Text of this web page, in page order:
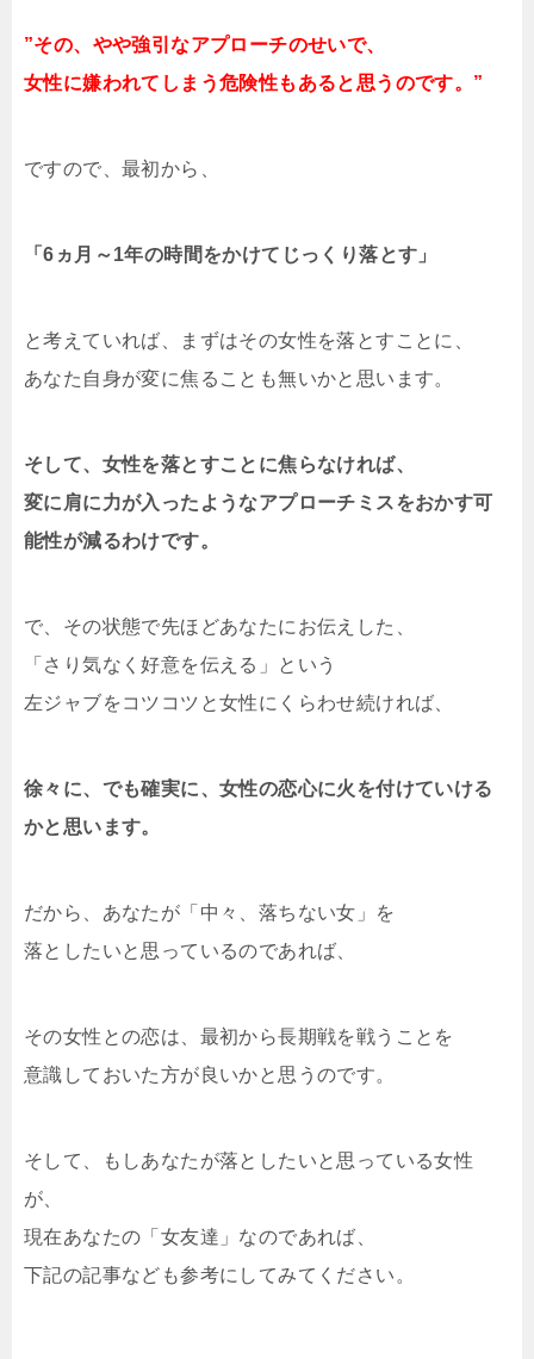
”その、やや強引なアプローチのせいで、
女性に嫌われてしまう危険性もあると思うのです。”
ですので、最初から、
「6ヵ月～1年の時間をかけてじっくり落とす」
と考えていれば、まずはその女性を落とすことに、
あなた自身が変に焦ることも無いかと思います。
そして、女性を落とすことに焦らなければ、
変に肩に力が入ったようなアプローチミスをおかす可
能性が減るわけです。
で、その状態で先ほどあなたにお伝えした、
「さり気なく好意を伝える」という
左ジャブをコツコツと女性にくらわせ続ければ、
徐々に、でも確実に、女性の恋心に火を付けていける
かと思います。
だから、あなたが「中々、落ちない女」を
落としたいと思っているのであれば、
その女性との恋は、最初から長期戦を戦うことを
意識しておいた方が良いかと思うのです。
そして、もしあなたが落としたいと思っている女性
が、
現在あなたの「女友達」なのであれば、
下記の記事なども参考にしてみてください。